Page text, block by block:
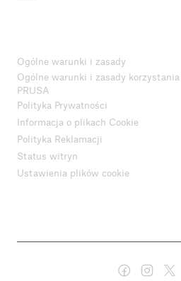
Ogólne warunki i zasady
Ogólne warunki i zasady
PRUSA
Polityka Prywatności
Informacja o plikach Cookie
Polityka Reklamacji
Status witryn
Ustawienia plików cookie